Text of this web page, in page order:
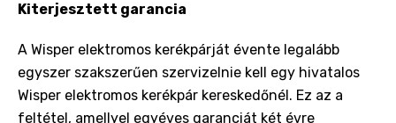
Kiterjesztett garancia
A Wisper elektromos kerékpárját évente legalább
egyszer szakszerűen szervizelnie kell egy hivatalos
Wisper elektromos kerékpár kereskedőnél. Ez az a
feltétel, amellyel egyéves garanciát két évre